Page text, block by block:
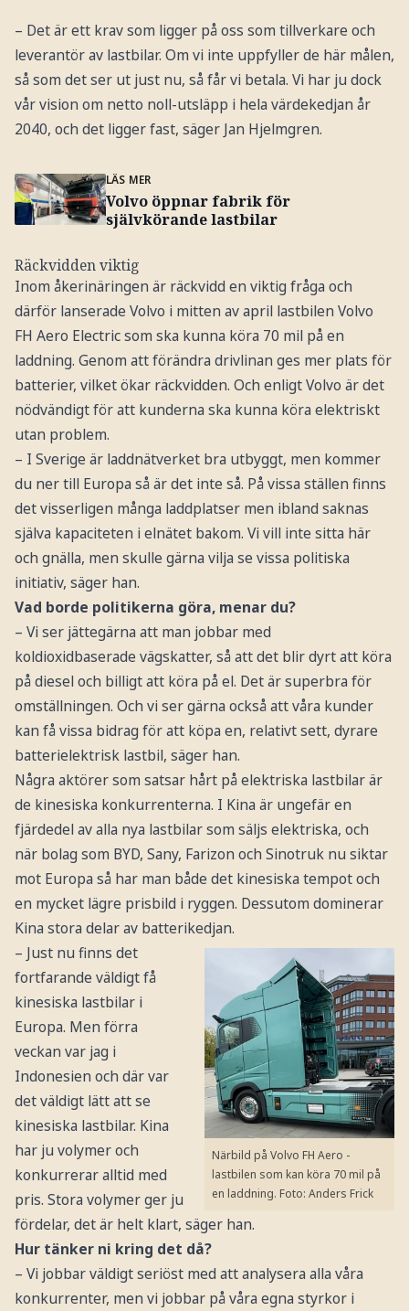
– Det är ett krav som ligger på oss som tillverkare och
leverantör av lastbilar. Om vi inte uppfyller de här målen,
så som det ser ut just nu, så får vi betala. Vi har ju dock
vår vision om netto noll-utsläpp i hela värdekedjan år
2040, och det ligger fast, säger Jan Hjelmgren.
LÄS MER
Volvo öppnar fabrik för
självkörande lastbilar
Räckvidden viktig
Inom åkerinäringen är räckvidd en viktig fråga och
därför lanserade Volvo i mitten av april lastbilen Volvo
FH Aero Electric som ska kunna köra 70 mil på en
laddning. Genom att förändra drivlinan ges mer plats för
batterier, vilket ökar räckvidden. Och enligt Volvo är det
nödvändigt för att kunderna ska kunna köra elektriskt
utan problem.
– I Sverige är laddnätverket bra utbyggt, men kommer
du ner till Europa så är det inte så. På vissa ställen finns
det visserligen många laddplatser men ibland saknas
själva kapaciteten i elnätet bakom. Vi vill inte sitta här
och gnälla, men skulle gärna vilja se vissa politiska
initiativ, säger han.
Vad borde politikerna göra, menar du?
– Vi ser jättegärna att man jobbar med
koldioxidbaserade vägskatter, så att det blir dyrt att köra
på diesel och billigt att köra på el. Det är superbra för
omställningen. Och vi ser gärna också att våra kunder
kan få vissa bidrag för att köpa en, relativt sett, dyrare
batterielektrisk lastbil, säger han.
Några aktörer som satsar hårt på elektriska lastbilar är
de kinesiska konkurrenterna. I Kina är ungefär en
fjärdedel av alla nya lastbilar som säljs elektriska, och
när bolag som BYD, Sany, Farizon och Sinotruk nu siktar
mot Europa så har man både det kinesiska tempot och
en mycket lägre prisbild i ryggen. Dessutom dominerar
Kina stora delar av batterikedjan.
Närbild på Volvo FH Aero -
lastbilen som kan köra 70 mil på
en laddning. Foto: Anders Frick
– Just nu finns det
fortfarande väldigt få
kinesiska lastbilar i
Europa. Men förra
veckan var jag i
Indonesien och där var
det väldigt lätt att se
kinesiska lastbilar. Kina
har ju volymer och
konkurrerar alltid med
pris. Stora volymer ger ju
fördelar, det är helt klart, säger han.
Hur tänker ni kring det då?
– Vi jobbar väldigt seriöst med att analysera alla våra
konkurrenter, men vi jobbar på våra egna styrkor i